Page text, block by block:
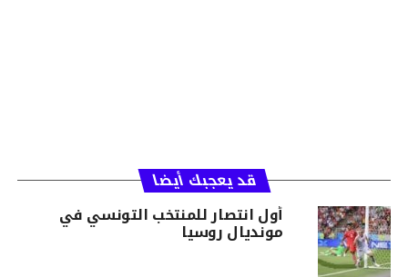
قد يعجبك أيضا
أول انتصار للمنتخب التونسي في
مونديال روسيا